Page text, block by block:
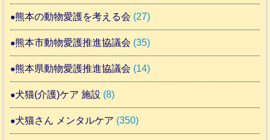
熊本の動物愛護を考える会 (27)
熊本市動物愛護推進協議会 (35)
熊本県動物愛護推進協議会 (14)
犬猫(介護)ケア 施設 (8)
犬猫さん メンタルケア (350)